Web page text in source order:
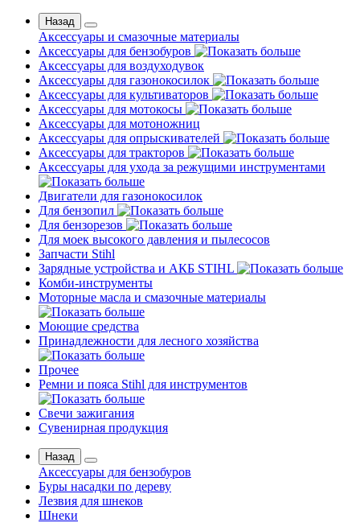
Назад
Аксессуары и смазочные материалы
Аксессуары для бензобуров
Аксессуары для воздуходувок
Аксессуары для газонокосилок
Аксессуары для культиваторов
Аксессуары для мотокосы
Аксессуары для мотоножниц
Аксессуары для опрыскивателей
Аксессуары для тракторов
Аксессуары для ухода за режущими инструментами
Двигатели для газонокосилок
Для бензопил
Для бензорезов
Для моек высокого давления и пылесосов
Запчасти Stihl
Зарядные устройства и АКБ STIHL
Комби-инструменты
Моторные масла и смазочные материалы
Моющие средства
Принадлежности для лесного хозяйства
Прочее
Ремни и пояса Stihl для инструментов
Свечи зажигания
Сувенирная продукция
Назад
Аксессуары для бензобуров
Буры насадки по дереву
Лезвия для шнеков
Шнеки